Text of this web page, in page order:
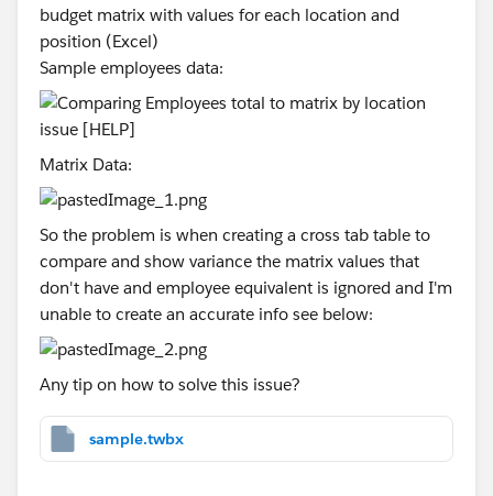
budget matrix with values for each location and
position (Excel)
Sample employees data:
Matrix Data:
So the problem is when creating a cross tab table to
compare and show variance the matrix values that
don't have and employee equivalent is ignored and I'm
unable to create an accurate info see below:
Any tip on how to solve this issue?
sample.twbx